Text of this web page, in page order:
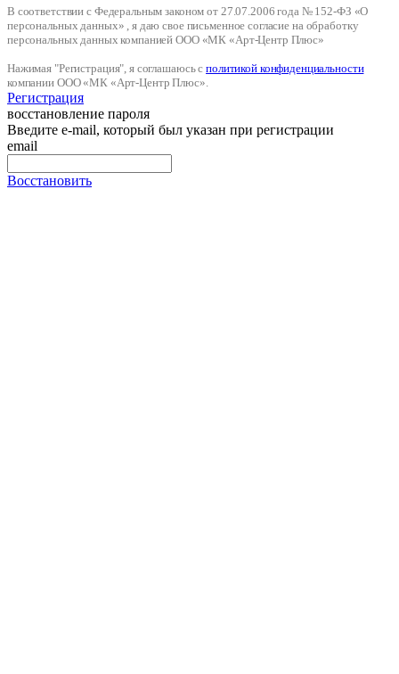
В соответствии с Федеральным законом от 27.07.2006 года № 152-ФЗ «О
персональных данных» , я даю свое письменное согласие на обработку
персональных данных компанией ООО «МК «Арт-Центр Плюс»
Нажимая "Регистрация", я соглашаюсь сполитикой конфиденциальности
компании ООО «МК «Арт-Центр Плюс».
Регистрация
восстановление пароля
Введите e-mail, который был указан при регистрации
email
Восстановить